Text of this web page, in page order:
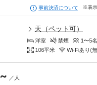
事前決済について ※表
天（ペット可）
洋室 禁煙 1〜5名
106平米 Wi-Fiあり(
~ ／ 人